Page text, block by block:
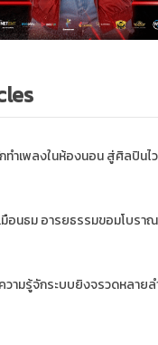
ทำเพลงในห้องนอน สู่ศิลปินไ
มือนธม อารยธรรมขอมโบรา
วามรู้จักระบบยิงจรวดหลายล